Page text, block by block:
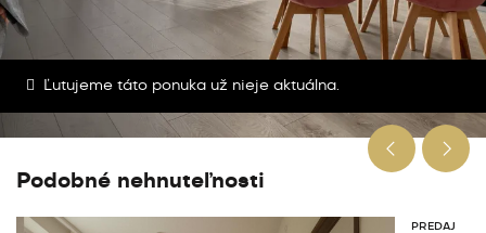
Ľutujeme táto ponuka už nieje aktuálna.
Podobné nehnuteľnosti
PREDAJ